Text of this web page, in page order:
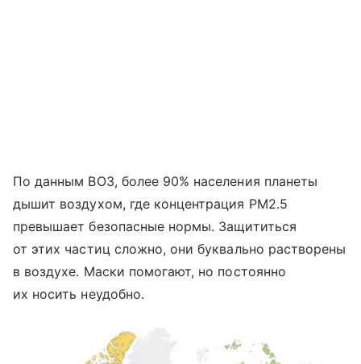
По данным ВОЗ, более 90% населения планеты
дышит воздухом, где концентрация PM2.5
превышает безопасные нормы. Защититься
от этих частиц сложно, они буквально растворены
в воздухе. Маски помогают, но постоянно
их носить неудобно.